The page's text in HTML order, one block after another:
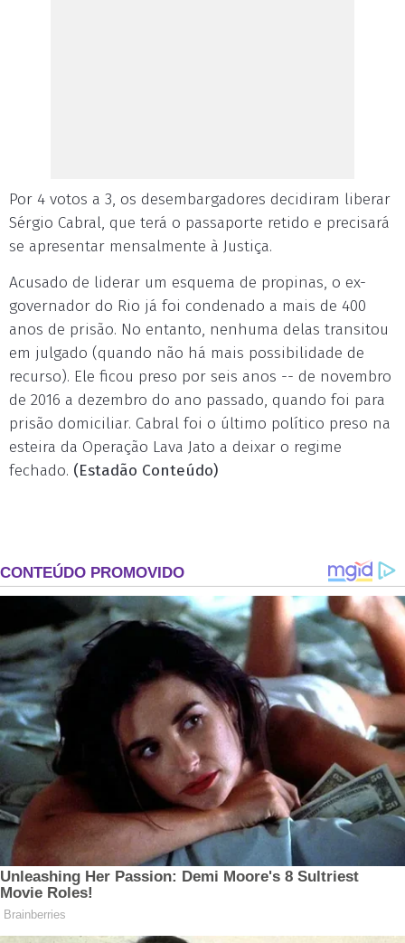
Por 4 votos a 3, os desembargadores decidiram liberar
Sérgio Cabral, que terá o passaporte retido e precisará
se apresentar mensalmente à Justiça.
Acusado de liderar um esquema de propinas, o ex-
governador do Rio já foi condenado a mais de 400
anos de prisão. No entanto, nenhuma delas transitou
em julgado (quando não há mais possibilidade de
recurso). Ele ficou preso por seis anos -- de novembro
de 2016 a dezembro do ano passado, quando foi para
prisão domiciliar. Cabral foi o último político preso na
esteira da Operação Lava Jato a deixar o regime
fechado. (Estadão Conteúdo)